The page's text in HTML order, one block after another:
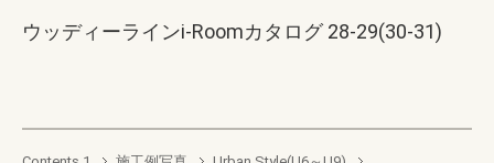
ウッディーラインi-Roomカタログ 28-29(30-31)